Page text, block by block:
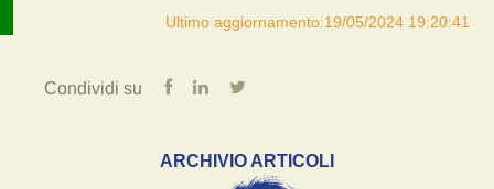
Ultimo aggiornamento:19/05/2024 19:20:41
Condividi su
ARCHIVIO ARTICOLI